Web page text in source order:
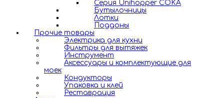
Серия Unihopper COKA
Бутылочницы
Лотки
Поддоны
Прочие товары
Электрика для кухни
Фильтры для вытяжек
Инструмент
Аксессуары и комплектующие для
моек
Кондукторы
Упаковка и клей
Реставрация